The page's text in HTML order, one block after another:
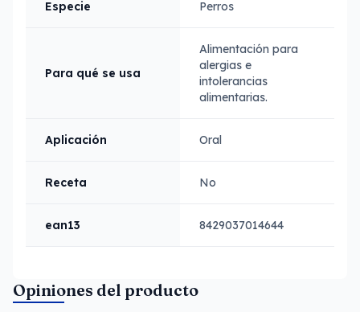
Especie Perros
Para qué se usa
Alimentación para
alergias e
intolerancias
alimentarias.
Aplicación Oral
Receta No
ean13 8429037014644
Opiniones del producto